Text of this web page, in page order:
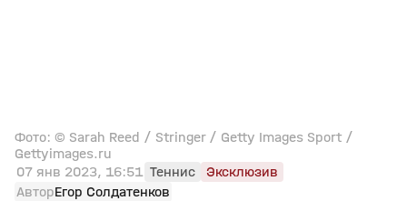
Фото: © Sarah Reed / Stringer / Getty Images Sport /
Gettyimages.ru
07 янв 2023, 16:51 Теннис
Эксклюзив
АвторЕгор Солдатенков